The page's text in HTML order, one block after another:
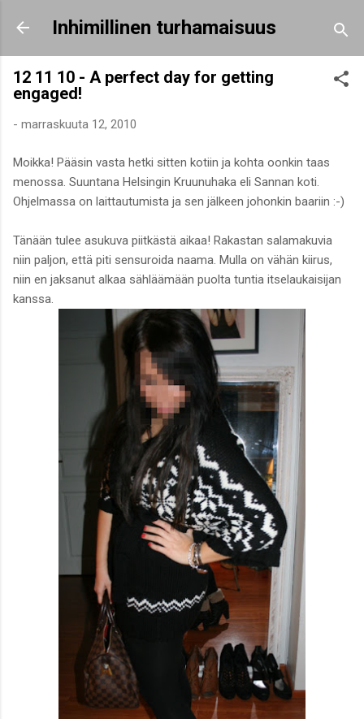
Siirry pääsisältöön
Inhimillinen turhamaisuus
12 11 10 - A perfect day for getting
engaged!
- marraskuuta 12, 2010
Moikka! Pääsin vasta hetki sitten kotiin ja kohta oonkin taas
menossa. Suuntana Helsingin Kruunuhaka eli Sannan koti.
Ohjelmassa on laittautumista ja sen jälkeen johonkin baariin :-)
Tänään tulee asukuva piitkästä aikaa! Rakastan salamakuvia
niin paljon, että piti sensuroida naama. Mulla on vähän kiirus,
niin en jaksanut alkaa sähläämään puolta tuntia itselaukaisijan
kanssa.